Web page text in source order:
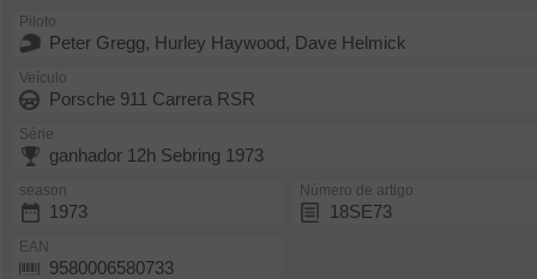
Piloto
Peter Gregg, Hurley Haywood, Dave Helmick
Veículo
Porsche 911 Carrera RSR
Série
ganhador 12h Sebring 1973
season
1973
Número de artigo
18SE73
EAN
9580006580733